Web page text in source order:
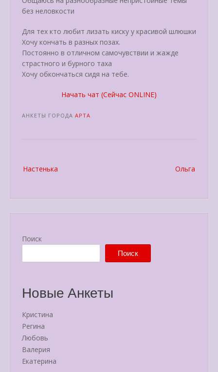
без неловкости
Для тех кто любит лизать киску у красивой шлюшки
Хочу кончать в разных позах.
Постоянно в отличном самочувствии и жажде
страстного и бурного таха
Хочу обкончаться сидя на тебе.
Начать чат (Сейчас ONLINE)
АНКЕТЫ ГОРОДА АРТА
navigation
Настенька Ольга
Поиск
Поиск
Новые Анкеты
Кристина
Регина
Любовь
Валерия
Екатерина